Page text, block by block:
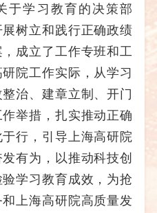
于学习教育的决策部
树立和践行正确政绩
成立了工作专班和工
院工作实际，从学习
治、建章立制、开门
举措，扎实推动正确
行，引导上海高研院
有为，以推动科技创
学习教育成效，为抢
上海高研院高质量发